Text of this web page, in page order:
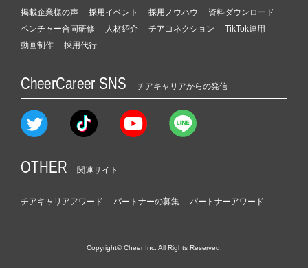
掲載企業様の声 採用イベント 採用ノウハウ
資料ダウンロード
ベンチャー合同研修
人材紹介 チアコネクション
TikTok運用
動画制作
採用代行
CheerCareer SNS チアキャリアからの発信
OTHER 関連サイト
チアキャリアアワード パートナーの募集 パートナーアワード
Copyright© Cheer Inc. All Rights Reserved.